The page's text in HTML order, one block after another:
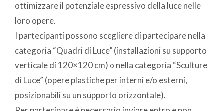
ottimizzare il potenziale espressivo della luce nelle
loro opere.
I partecipanti possono scegliere di partecipare nella
categoria “Quadri di Luce” (installazioni su supporto
verticale di 120×120 cm) o nella categoria “Sculture
di Luce” (opere plastiche per interni e/o esterni,
posizionabili su un supporto orizzontale).